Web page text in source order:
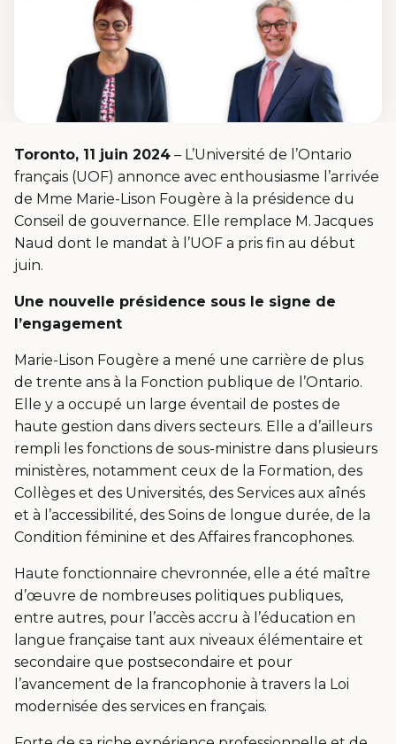
Toronto, 11 juin 2024 – L’Université de l’Ontario
français (UOF) annonce avec enthousiasme l’arrivée
de Mme Marie-Lison Fougère à la présidence du
Conseil de gouvernance. Elle remplace M. Jacques
Naud dont le mandat à l’UOF a pris fin au début
juin.
Une nouvelle présidence sous le signe de
l’engagement
Marie-Lison Fougère a mené une carrière de plus
de trente ans à la Fonction publique de l’Ontario.
Elle y a occupé un large éventail de postes de
haute gestion dans divers secteurs. Elle a d’ailleurs
rempli les fonctions de sous-ministre dans plusieurs
ministères, notamment ceux de la Formation, des
Collèges et des Universités, des Services aux aînés
et à l’accessibilité, des Soins de longue durée, de la
Condition féminine et des Affaires francophones.
Haute fonctionnaire chevronnée, elle a été maître
d’œuvre de nombreuses politiques publiques,
entre autres, pour l’accès accru à l’éducation en
langue française tant aux niveaux élémentaire et
secondaire que postsecondaire et pour
l’avancement de la francophonie à travers la Loi
modernisée des services en français.